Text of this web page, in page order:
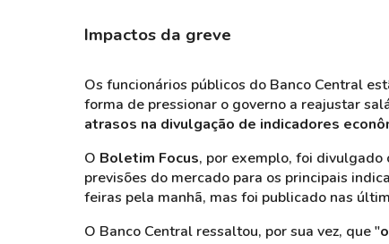
Impactos da greve
Os funcionários públicos do Banco Central
forma de pressionar o governo a reajustar
atrasos na divulgação de indicadores
O Boletim Focus, por exemplo, foi divulgado
previsões do mercado para os principais
feiras pela manhã, mas foi publicado nas
O Banco Central ressaltou, por sua vez, que "